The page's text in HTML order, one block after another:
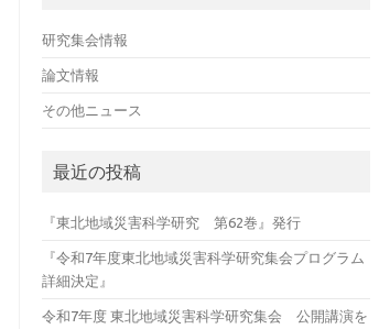
研究集会情報
論文情報
その他ニュース
最近の投稿
『東北地域災害科学研究 第62巻』発行
『令和7年度東北地域災害科学研究集会プログラム
詳細決定』
令和7年度 東北地域災害科学研究集会 公開講演を